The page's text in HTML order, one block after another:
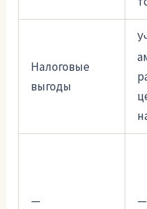
Налоговые
выгоды
— —